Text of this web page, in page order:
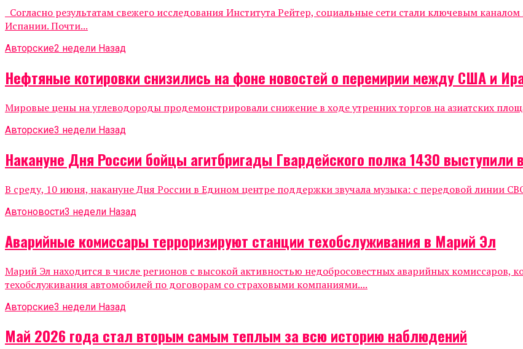
Согласно результатам свежего исследования Института Рейтер, социальные сети стали ключевым
Испании. Почти...
Авторские2 недели Назад
Нефтяные котировки снизились на фоне новостей о перемирии между США и
Мировые цены на углеводороды продемонстрировали снижение в ходе утренних торгов на азиатских
Авторские3 недели Назад
Накануне Дня России бойцы агитбригады Гвардейского полка 1430 выступили
В среду, 10 июня, накануне Дня России в Едином центре поддержки звучала музыка: с передовой линии
Автоновости3 недели Назад
Аварийные комиссары терроризируют станции техобслуживания в Марий Эл
Марий Эл находится в числе регионов с высокой активностью недобросовестных аварийных комиссаров,
техобслуживания автомобилей по договорам со страховыми компаниями....
Авторские3 недели Назад
Май 2026 года стал вторым самым теплым за всю историю наблюдений